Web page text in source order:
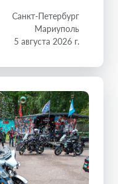
Санкт-Петербург
Мариуполь
5 августа 2026 г.